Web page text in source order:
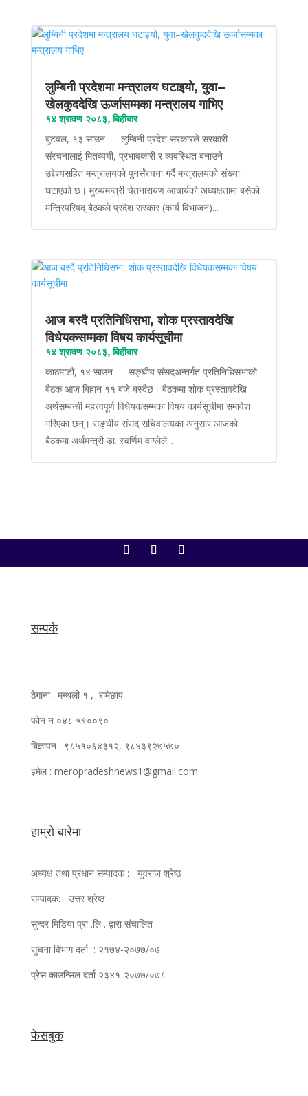
लुम्बिनी प्रदेशमा मन्त्रालय घटाइयो, युवा–
खेलकुददेखि ऊर्जासम्मका मन्त्रालय गाभिए
१४ श्रावण २०८३, बिहीबार
बुटवल, १३ साउन — लुम्बिनी प्रदेश सरकारले सरकारी
संरचनालाई मितव्ययी, प्रभावकारी र व्यवस्थित बनाउने
उद्देश्यसहित मन्त्रालयको पुनर्संरचना गर्दै मन्त्रालयको संख्या
घटाएको छ। मुख्यमन्त्री चेतनारायण आचार्यको अध्यक्षतामा बसेको
मन्त्रिपरिषद् बैठकले प्रदेश सरकार (कार्य विभाजन)...
आज बस्दै प्रतिनिधिसभा, शोक प्रस्तावदेखि
विधेयकसम्मका विषय कार्यसूचीमा
१४ श्रावण २०८३, बिहीबार
काठमाडौं, १४ साउन — सङ्घीय संसद्अन्तर्गत प्रतिनिधिसभाको
बैठक आज बिहान ११ बजे बस्दैछ। बैठकमा शोक प्रस्तावदेखि
अर्थसम्बन्धी महत्त्वपूर्ण विधेयकसम्मका विषय कार्यसूचीमा समावेश
गरिएका छन्। सङ्घीय संसद् सचिवालयका अनुसार आजको
बैठकमा अर्थमन्त्री डा. स्वर्णिम वाग्लेले...
सम्पर्क
ठेगाना : मन्थली १ , रामेछाप
फोन न ०४८ ५९००९०
बिज्ञापन : ९८५१०६४३१२, ९८४३९२७५७०
इमेल : meropradeshnews1@gmail.com
हाम्रो बारेमा
अध्यक्ष तथा प्रधान सम्पादक : युवराज श्रेष्ठ
सम्पादक: उत्तर श्रेष्ठ
सुन्दर मिडिया प्रा .लि . द्वारा संचालित
सुचना विभाग दर्ता : २१७४-२०७७/०७
प्रेस काउन्सिल दर्ता २३४१-२०७७/०७८
फेसबुक